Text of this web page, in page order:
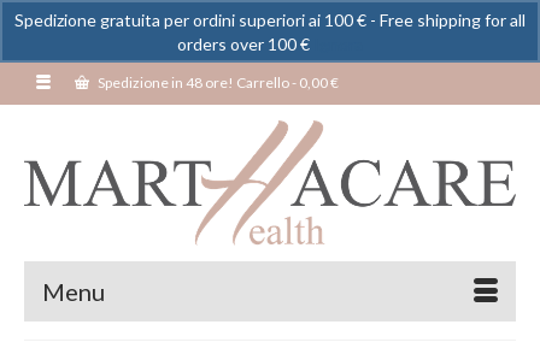
Spedizione in 48 ore! Carrello- 0,00€
Menu
Spedizione gratuita per ordini superiori ai 100 € - Free shipping for all
orders over 100 €